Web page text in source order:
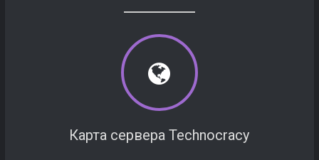
Карта сервера Technocracy